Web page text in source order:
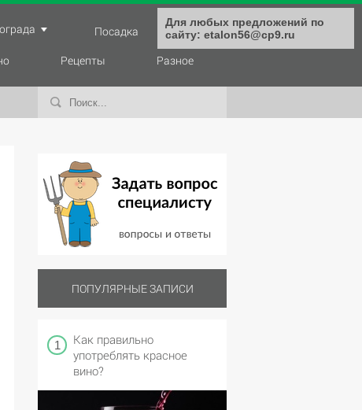
Посадка
Уход
Рецепты Разное
ПОПУЛЯРНЫЕ ЗАПИСИ
Как правильно
употреблять красное
вино?
Для любых предложений по
сайту: etalon56@cp9.ru